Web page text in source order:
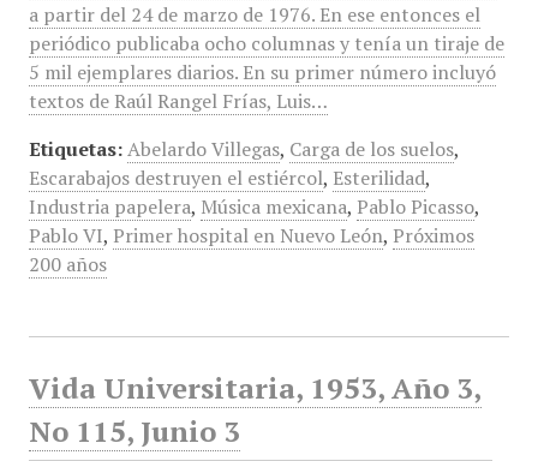
a partir del 24 de marzo de 1976. En ese entonces el
periódico publicaba ocho columnas y tenía un tiraje de
5 mil ejemplares diarios. En su primer número incluyó
textos de Raúl Rangel Frías, Luis…
Etiquetas: Abelardo Villegas, Carga de los suelos,
Escarabajos destruyen el estiércol, Esterilidad,
Industria papelera, Música mexicana, Pablo Picasso,
Pablo VI, Primer hospital en Nuevo León, Próximos
200 años
Vida Universitaria, 1953, Año 3,
No 115, Junio 3